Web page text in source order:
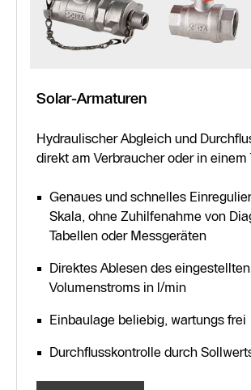
Solar-Armaturen
Hydraulischer Abgleich und
direkt am Verbraucher oder in einem
Genaues und schnelles
Skala, ohne Zuhilfenahme von
Tabellen oder Messgeräten
Direktes Ablesen des eingestellten
Volumenstroms in l/min
Einbaulage beliebig, wartungs frei
Durchflusskontrolle durch